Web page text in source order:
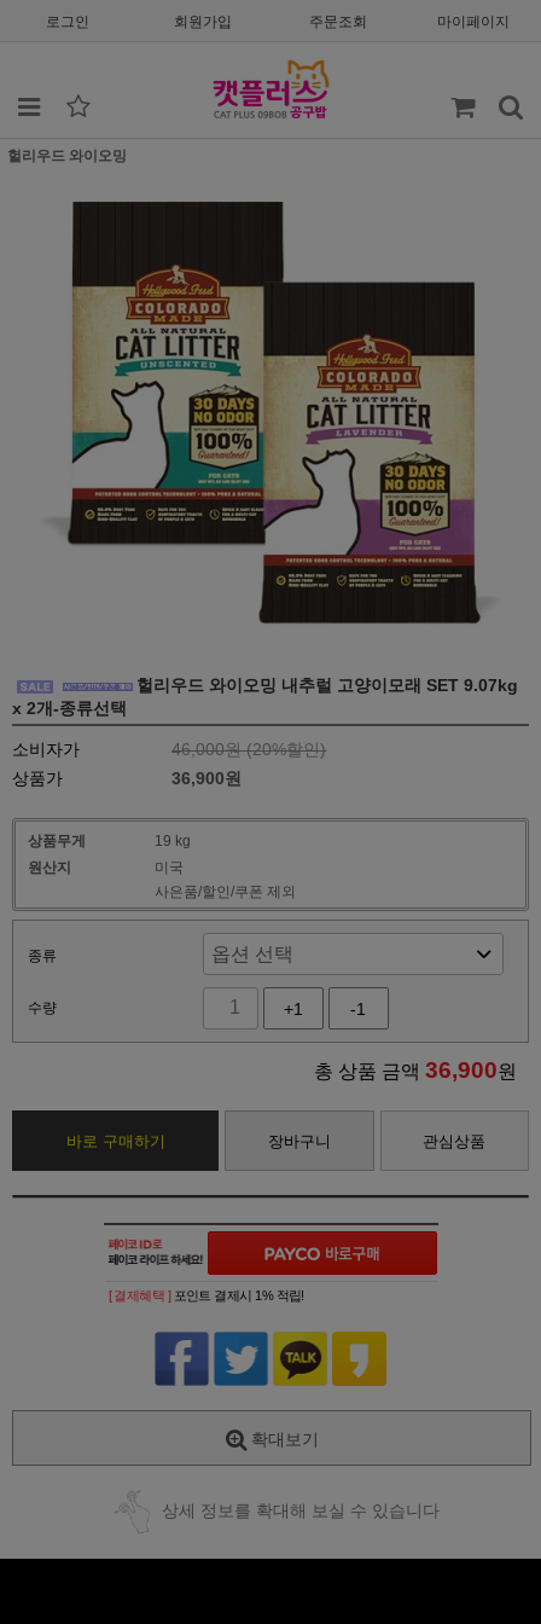
로그인 회원가입 주문조회 마이페이지
헐리우드 와이오밍
헐리우드 와이오밍 내추럴 고양이모래 SET 9.07kg
x 2개-종류선택
소비자가 46,000원 (20%할인)
상품가
36,900원
상품무게
19 kg
원산지
미국
사은품/할인/쿠폰 제외
종류
수량 +1 -1
총 상품 금액 36,900원
바로 구매하기 장바구니 관심상품
[ 결제혜택 ] 포인트 결제시 1% 적립!
확대보기
상세 정보를 확대해 보실 수 있습니다